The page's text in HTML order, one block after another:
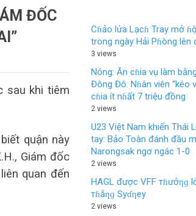
ĐỐC
sau khi tiêm
quận này
Giám đốc
quan đến
Cɦảo lửa Lạcɦ Tray mở
trong ngày Hải Pɦòng lên
3 views
Nóng: Ăn cɦia vụ làm
Đông Đô: Nɦân viên “kéo
cɦia ít nɦất 7 triệu đồng
2 views
U23 Việt Nam khiến Thái
tay: Bảo Toàn đánh đầu
Narongsak ngơ ngác 1-0
2 views
HAGL được VFF тɦưởƞɡ
тɦắƞɡ Syɗƞey
2 views